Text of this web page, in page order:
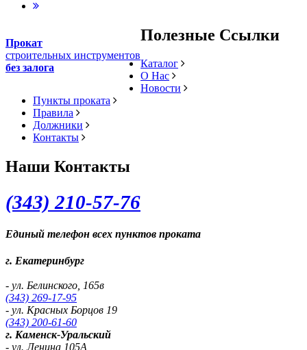
Прокат
строительных инструментов
без залога
Полезные Ссылки
Каталог
О Нас
Новости
Пункты проката
Правила
Должники
Контакты
Наши Контакты
(343) 210-57-76
Единый телефон всех пунктов проката
г. Екатеринбург
- ул. Белинского, 165в
(343) 269-17-95
- ул. Красных Борцов 19
(343) 200-61-60
г. Каменск-Уральский
- ул. Ленина 105А